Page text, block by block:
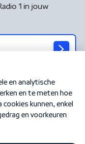
1 in jouw